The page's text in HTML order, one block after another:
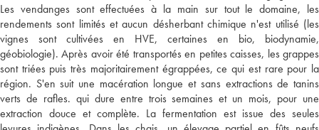
Les vendanges sont effectuées à la main sur tout le domaine, les
rendements sont limités et aucun désherbant chimique n'est utilisé (les
vignes sont cultivées en HVE, certaines en bio, biodynamie,
géobiologie). Après avoir été transportés en petites caisses, les grappes
sont triées puis très majoritairement égrappées, ce qui est rare pour la
région. S'en suit une macération longue et sans extractions de tanins
verts de rafles. qui dure entre trois semaines et un mois, pour une
extraction douce et complète. La fermentation est issue des seules